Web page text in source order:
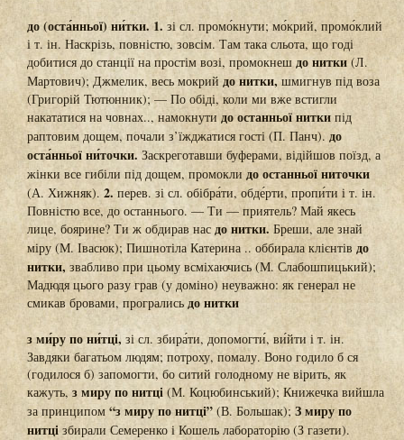
до (оста́нньої) ни́тки. 1. зі сл. промо́кнути; мо́крий, промо́клий
і т. ін. Наскрізь, повністю, зовсім. Там така сльота, що годі
добитися до станції на простім возі, промокнеш до нитки (Л.
Мартович); Джмелик, весь мокрий до нитки,шмигнув під воза
(Григорій Тютюнник); — По обіді, коли ми вже встигли
накататися на човнах.., намокнути до останньої нитки під
раптовим дощем, почали з’їжджатися гості (П. Панч). до
оста́нньої ни́точки. Заскреготавши буферами, відійшов поїзд, а
жінки все гибіли під дощем, промокли до останньої ниточки
(А. Хижняк). 2.перев. зі сл. обібра́ти, обде́рти, пропи́ти і т. ін.
Повністю все, до останнього. — Ти — приятель? Май якесь
лице, боярине? Ти ж обдирав нас до нитки. Бреши, але знай
міру (М. Івасюк); Пишнотіла Катерина .. оббирала клієнтів до
нитки, звабливо при цьому всміхаючись (М. Слабошпицький);
Мадюдя цього разу грав (у доміно) неуважно: як генерал не
смикав бровами, програлисьдо нитки
з ми́ру по ни́тці, зі сл. збира́ти, допомогти́, ви́йти і т. ін.
Завдяки багатьом людям; потроху, помалу. Воно годило б ся
(годилося б) запомогти, бо ситий голодному не вірить, як
кажуть, з миру по нитці (М. Коцюбинський); Книжечка вийшла
за принципом “з миру по нитці” (В. Большак); З миру по
нитці збирали Семеренко і Кошель лабораторію (З газети).